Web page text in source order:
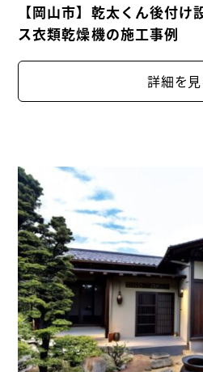
中古を買ってリノベー
耐震リフォーム
一般公開
会員限定公開
【岡山市】乾太くん後付
ス衣類乾燥機の施工事例
詳細を